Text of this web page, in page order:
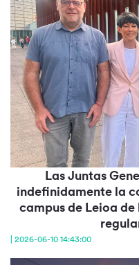
Las Juntas
indefinidamente la
campus de Leioa
| 2026-06-10 14:43:00